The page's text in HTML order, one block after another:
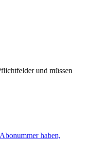
und müssen
haben,